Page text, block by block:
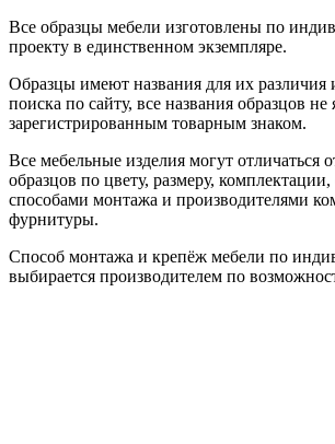
Все образцы мебели изготовлены по
проекту в единственном экземпляре.
Образцы имеют названия для их различия
поиска по сайту, все названия образцов не
зарегистрированным товарным знаком.
Все мебельные изделия могут отличаться
образцов по цвету, размеру,
способами монтажа и производителями
фурнитуры.
Способ монтажа и крепёж мебели по
выбирается производителем по